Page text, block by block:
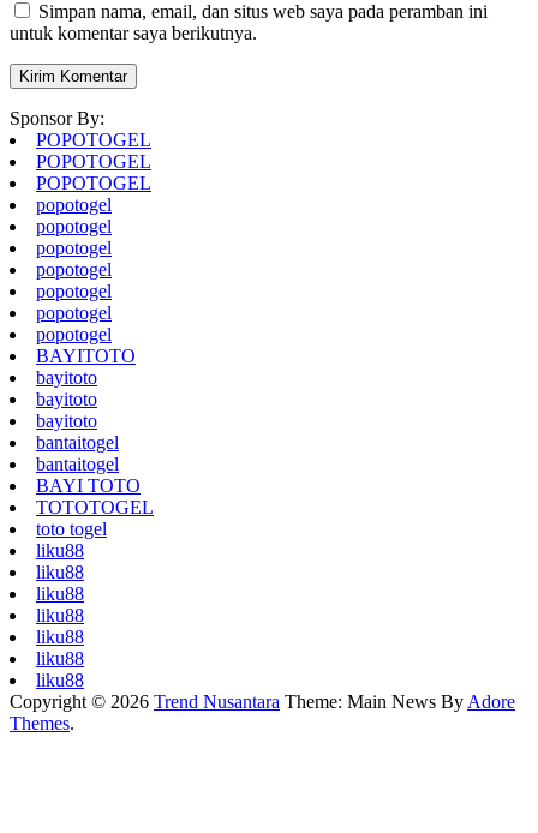
Simpan nama, email, dan situs web saya pada peramban ini
untuk komentar saya berikutnya.
Sponsor By:
POPOTOGEL
POPOTOGEL
POPOTOGEL
popotogel
popotogel
popotogel
popotogel
popotogel
popotogel
popotogel
BAYITOTO
bayitoto
bayitoto
bayitoto
bantaitogel
bantaitogel
BAYI TOTO
TOTOTOGEL
toto togel
liku88
liku88
liku88
liku88
liku88
liku88
liku88
Copyright © 2026 Trend Nusantara Theme: Main News By Adore
Themes.